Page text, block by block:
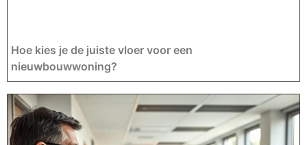
Hoe kies je de juiste vloer voor een
nieuwbouwwoning?